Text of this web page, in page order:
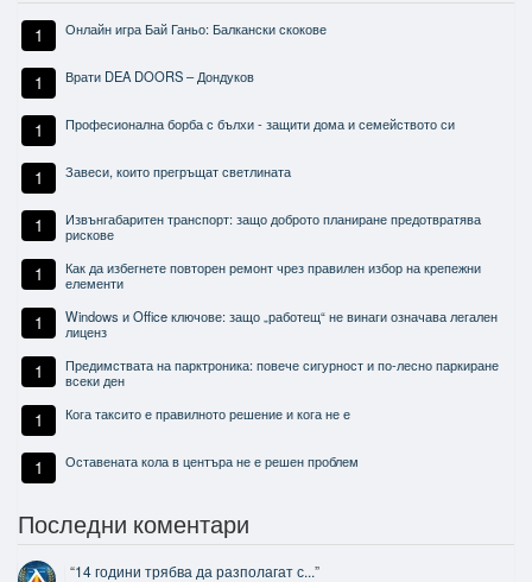
1 Онлайн игра Бай Ганьо: Балкански скокове
1 Врати DEA DOORS – Дондуков
1 Професионална борба с бълхи - защити дома и семейството си
1 Завеси, които прегръщат светлината
1
Извънгабаритен транспорт: защо доброто планиране предотвратява
рискове
1
Как да избегнете повторен ремонт чрез правилен избор на крепежни
елементи
1
Windows и Office ключове: защо „работещ“ не винаги означава легален
лиценз
1
Предимствата на парктроника: повече сигурност и по-лесно паркиране
всеки ден
1 Кога таксито е правилното решение и кога не е
1 Оставената кола в центъра не е решен проблем
Последни коментари
“14 години трябва да разполагат с...”